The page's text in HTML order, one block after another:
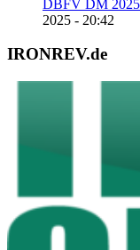
DBFV DM
2025 - 20:42
IRONREV.de